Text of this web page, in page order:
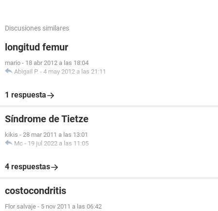
Discusiones similares
longitud femur
mario - 18 abr 2012 a las 18:04
Abigail P. - 4 may 2012 a las 21:11
1 respuesta
Síndrome de Tietze
kikis - 28 mar 2011 a las 13:01
Mc - 19 jul 2022 a las 11:05
4 respuestas
costocondritis
Flor salvaje - 5 nov 2011 a las 06:42